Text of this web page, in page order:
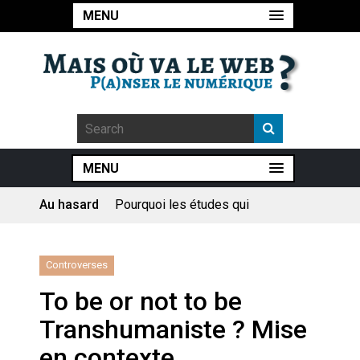
MENU
MENU
Au hasard
Le consultant : une lecture
Quand Mistral veut moraliser le
pillage
Controverses
To be or not to be
Transhumaniste ? Mise